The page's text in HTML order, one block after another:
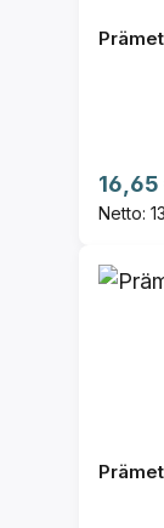
16,65
Netto: